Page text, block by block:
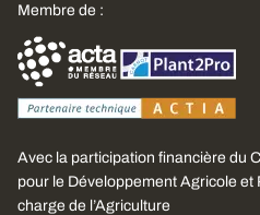
Membre de :
Avec la participation financière du
pour le Développement Agricole et
charge de l’Agriculture